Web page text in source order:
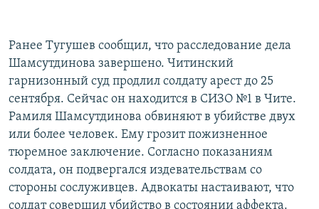
Ранее Тугушев сообщил, что расследование дела
Шамсутдинова завершено. Читинский
гарнизонный суд продлил солдату арест до 25
сентября. Сейчас он находится в СИЗО №1 в Чите.
Рамиля Шамсутдинова обвиняют в убийстве двух
или более человек. Ему грозит пожизненное
тюремное заключение. Согласно показаниям
солдата, он подвергался издевательствам со
стороны сослуживцев. Адвокаты настаивают, что
солдат совершил убийство в состоянии аффекта.